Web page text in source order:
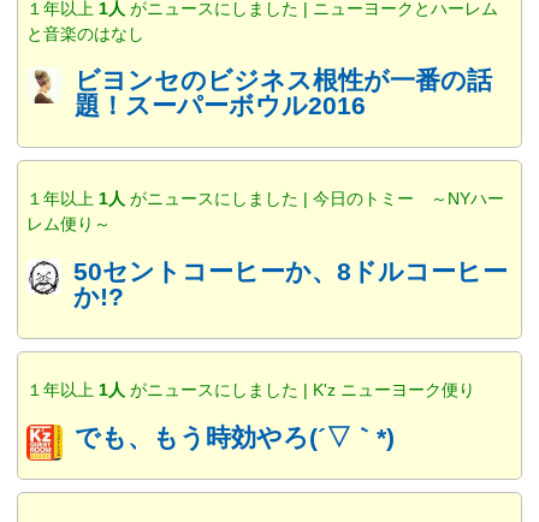
１年以上 1人 がニュースにしました | ニューヨークとハーレム
と音楽のはなし
ビヨンセのビジネス根性が一番の話
題！スーパーボウル2016
１年以上 1人 がニュースにしました | 今日のトミー ～NYハー
レム便り～
50セントコーヒーか、8ドルコーヒー
か!?
１年以上 1人 がニュースにしました | K'z ニューヨーク便り
でも、もう時効やろ(´▽｀*)